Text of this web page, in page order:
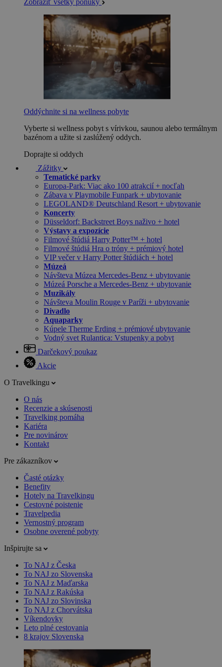
Zobraziť všetky ponuky
Oddýchnite si na wellness pobyte
Vyberte si wellness pobyt s vírivkou, saunou alebo termálnym
bazénom a užite si zaslúžený oddych.
Doprajte si oddych
Zážitky
Tematické parky
Europa-Park: Viac ako 100 atrakcií + nocľah
Zábava v Playmobile Funpark + ubytovanie
LEGOLAND® Deutschland Resort + ubytovanie
Koncerty
Düsseldorf: Backstreet Boys naživo + hotel
Výstavy a expozície
Filmové štúdiá Harry Potter™ + hotel
Filmové štúdiá Hra o tróny + prémiový hotel
VIP večer v Harry Potter štúdiách + hotel
Múzeá
Návšteva Múzea Mercedes-Benz + ubytovanie
Múzeá Porsche a Mercedes-Benz + ubytovanie
Muzikály
Návšteva Moulin Rouge v Paríži + ubytovanie
Divadlo
Aquaparky
Kúpele Therme Erding + prémiové ubytovanie
Vodný svet Rulantica: Vstupenky a pobyt
Darčekový poukaz
Akcie
O Travelkingu
O nás
Recenzie a skúsenosti
Travelking pomáha
Kariéra
Pre novinárov
Kontakt
Pre zákazníkov
Časté otázky
Benefity
Hotely na Travelkingu
Cestovné poistenie
Travelpedia
Vernostný program
Osobne overené pobyty
Inšpirujte sa
To NAJ z Česka
To NAJ zo Slovenska
To NAJ z Maďarska
To NAJ z Rakúska
To NAJ zo Slovinska
To NAJ z Chorvátska
Víkendovky
Leto plné cestovania
8 krajov Slovenska